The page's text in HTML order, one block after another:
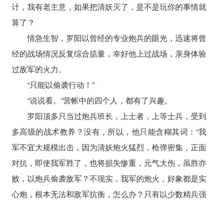
计，我有老主意，如果把清妖灭了，是不是玩你的事情就
算了？
情急生智，罗阳以曾经的专业炮兵的眼光，迅速将曾
经的战场情况反复综合掂量，幸好他上过战场，亲身体验
过敌军的火力。
“只能以偷袭行动！”
“说说看。”营帐中的四个人，都有了兴趣。
罗阳顶多只当过炮兵班长，上士者，上等士兵，受到
多高级的战术教养？没有，所以，他只能含糊其词：“我
军不宜大规模出击，因为清妖炮火猛烈，枪弹密集，正面
对抗，即使我军胜了，也将损失惨重，元气大伤，虽胜亦
败，以炮兵偷袭敌军？不现实，我军的炮火，好象都是实
心炮，根本无法和敌军抗衡，怎么办？只有以少数精兵强